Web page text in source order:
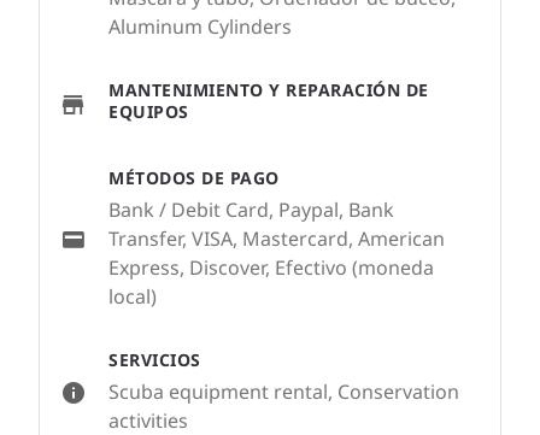
SERVICIOS
Scuba equipment rental, Conservation
activities
Aluminum Cylinders
MANTENIMIENTO Y REPARACIÓN DE
EQUIPOS
MÉTODOS DE PAGO
Bank / Debit Card, Paypal, Bank
Transfer, VISA, Mastercard, American
Express, Discover, Efectivo (moneda
local)